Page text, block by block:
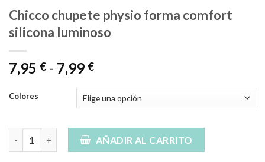
Chicco chupete physio forma comfort
silicona luminoso
7,95 € - 7,99 €Rango
precios:
desde
7,95 €
hasta
7,99 €
Colores
Chicco chupete physio forma comfort silicona luminoso
AÑADIR AL CARRITO